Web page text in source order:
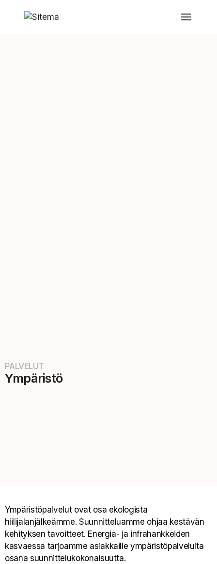
PALVELUT
Ympäristö
Ympäristöpalvelut ovat osa ekologista
hiilijalanjälkeämme. Suunnitteluamme ohjaa kestävän
kehityksen tavoitteet. Energia- ja infrahankkeiden
kasvaessa tarjoamme asiakkaille ympäristöpalveluita
osana suunnittelukokonaisuutta.